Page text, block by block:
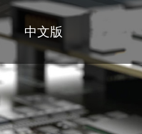
中文版